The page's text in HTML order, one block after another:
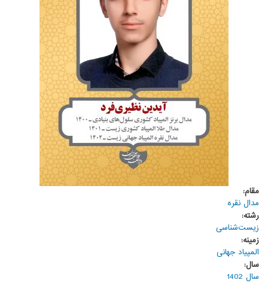
مقام:
مدال نقره
رشته:
زیست‌شناسی
زمینه:
المپیاد جهانی
سال:
سال 1402